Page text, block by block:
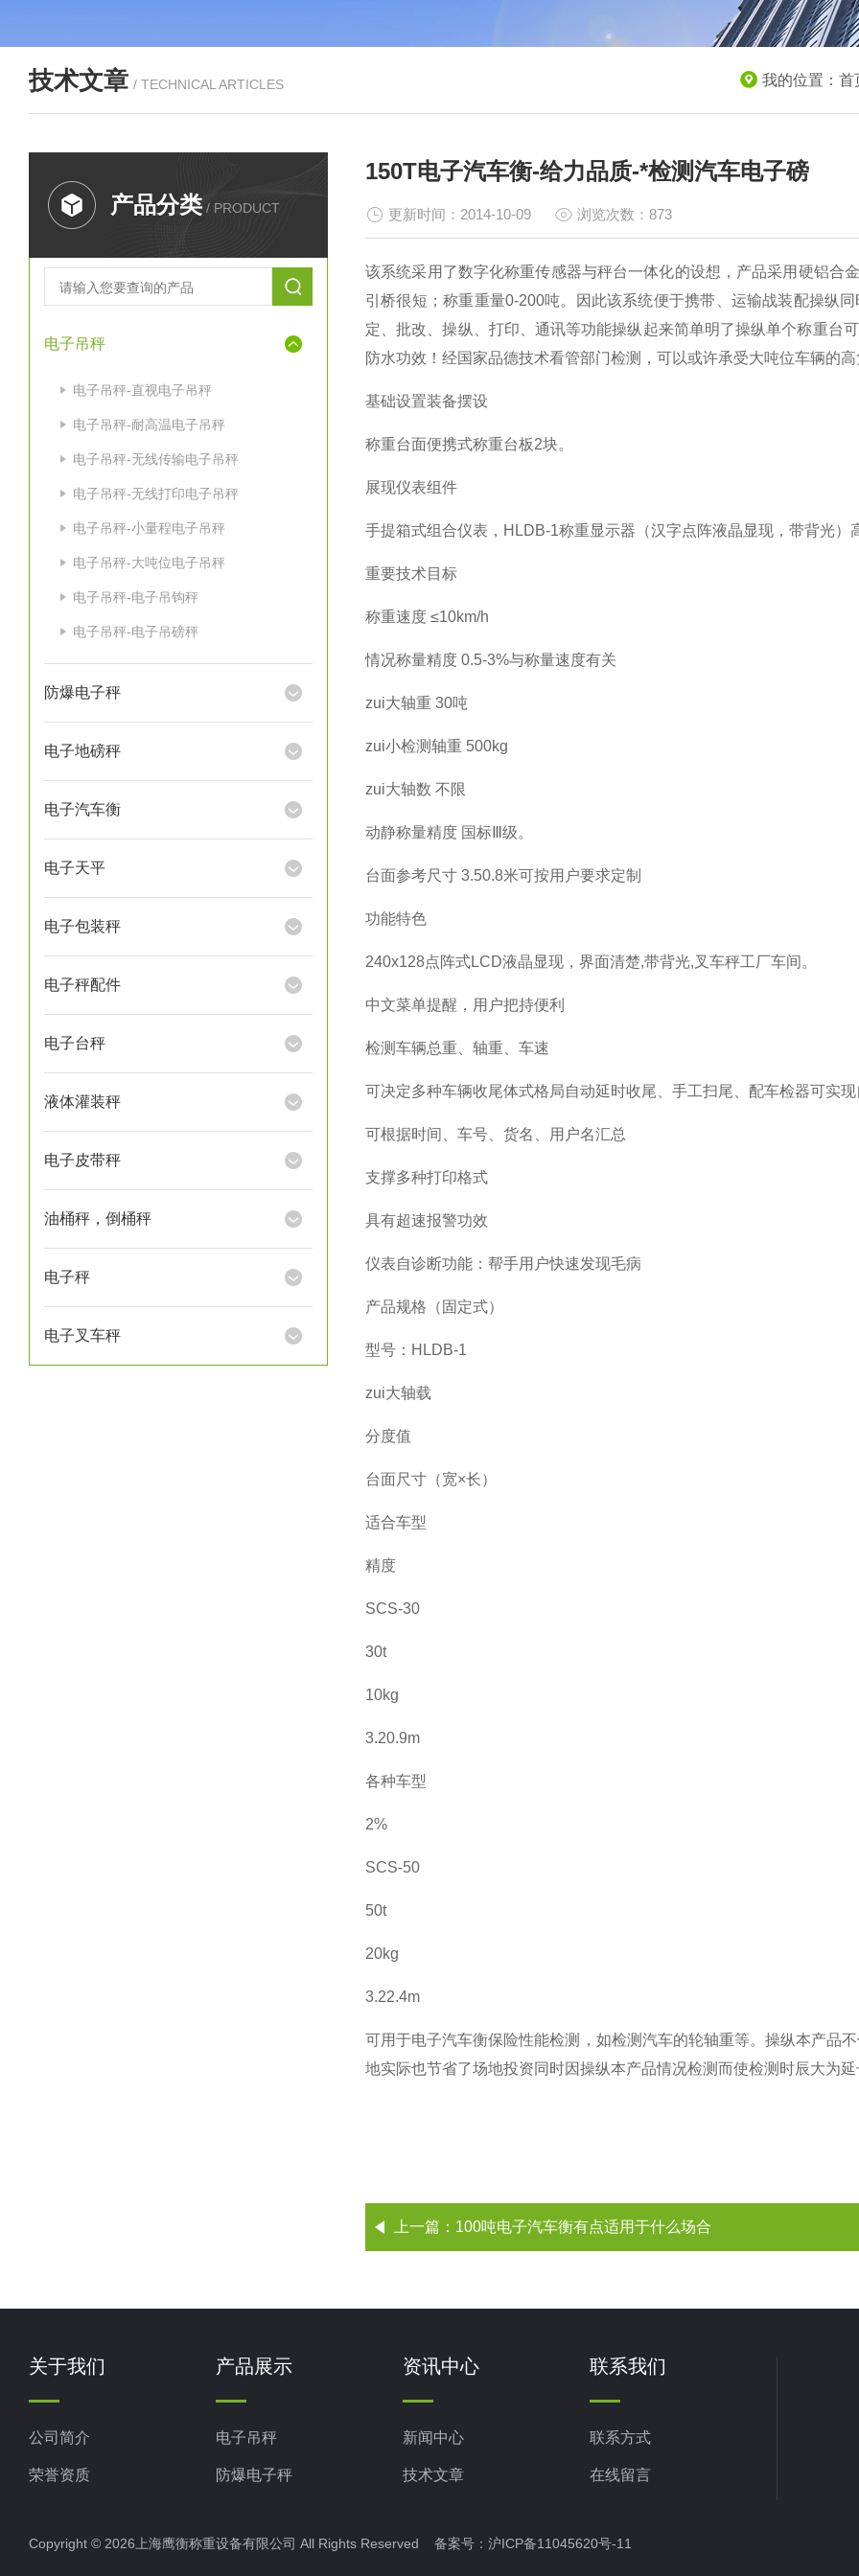
技术文章 / TECHNICAL ARTICLES 我的位置： 首
产品分类 / PRODUCT
电子吊秤
电子吊秤-直视电子吊秤
电子吊秤-耐高温电子吊秤
电子吊秤-无线传输电子吊秤
电子吊秤-无线打印电子吊秤
电子吊秤-小量程电子吊秤
电子吊秤-大吨位电子吊秤
电子吊秤-电子吊钩秤
电子吊秤-电子吊磅秤
防爆电子秤
电子地磅秤
电子汽车衡
电子天平
电子包装秤
电子秤配件
电子台秤
液体灌装秤
电子皮带秤
油桶秤，倒桶秤
电子秤
电子叉车秤
150T电子汽车衡-给力品质-*检测汽车电子磅
更新时间：2014-10-09 浏览次数：873
该系统采用了数字化称重传感器与秤台一体化的设想，产品采用硬铝合
引桥很短；称重重量0-200吨。因此该系统便于携带、运输战装配操纵
定、批改、操纵、打印、通讯等功能操纵起来简单明了操纵单个称重台
防水功效！经国家品德技术看管部门检测，可以或许承受大吨位车辆的
基础设置装备摆设
称重台面便携式称重台板2块。
展现仪表组件
手提箱式组合仪表， HLDB-1称重显示器（汉字点阵液晶显现，带背光
重要技术目标
称重速度 ≤10km/h
情况称量精度 0.5-3%与称量速度有关
zui大轴重 30吨
zui小检测轴重 500kg
zui大轴数 不限
动静称量精度 国标Ⅲ级。
台面参考尺寸 3.50.8米可按用户要求定制
功能特色
240x128点阵式LCD液晶显现，界面清楚,带背光,叉车秤工厂车间。
中文菜单提醒，用户把持便利
检测车辆总重、轴重、车速
可决定多种车辆收尾体式格局自动延时收尾、手工扫尾、配车检器可实
可根据时间、车号、货名、用户名汇总
支撑多种打印格式
具有超速报警功效
仪表自诊断功能：帮手用户快速发现毛病
产品规格（固定式）
型号： HLDB-1
zui大轴载
分度值
台面尺寸（宽×长）
适合车型
精度
SCS-30
30t
10kg
3.20.9m
各种车型
2%
SCS-50
50t
20kg
3.22.4m
可用于电子汽车衡保险性能检测，如检测汽车的轮轴重等。操纵本产品
地实际也节省了场地投资同时因操纵本产品情况检测而使检测时辰大为
上一篇： 100吨电子汽车衡有点适用于什么场合
关于我们
公司简介
荣誉资质
产品展示
电子吊秤
防爆电子秤
电子汽车衡
资讯中心
新闻中心
技术文章
联系我们
联系方式
在线留言
Copyright © 2026上海鹰衡称重设备有限公司 All Rights Reserved 备案号： 沪ICP备11045620号-11